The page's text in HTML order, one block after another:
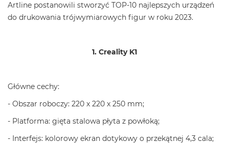
Artline postanowili stworzyć TOP-10 najlepszych urządzeń
do drukowania trójwymiarowych figur w roku 2023.
1. Creality K1
Główne cechy:
- Obszar roboczy: 220 x 220 x 250 mm;
- Platforma: gięta stalowa płyta z powłoką;
- Interfejs: kolorowy ekran dotykowy o przekątnej 4,3 cala;